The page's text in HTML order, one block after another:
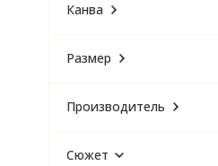
Канва
Размер
Производитель
Сюжет